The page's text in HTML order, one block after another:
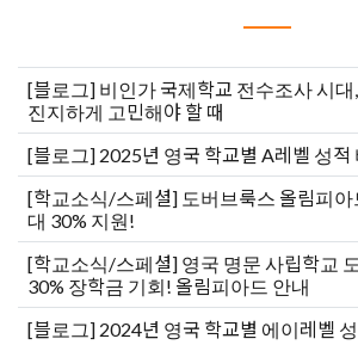
[블로그] 비인가 국제학교 전수조사 시
진지하게 고민해야 할 때
[블로그] 2025년 영국 학교별 A레벨 성적
[학교소식/스페셜] 도버브룩스 올림피
대 30% 지원!
[학교소식/스페셜] 영국 명문 사립학교
30% 장학금 기회! 올림피아드 안내
[블로그] 2024년 영국 학교별 에이레벨